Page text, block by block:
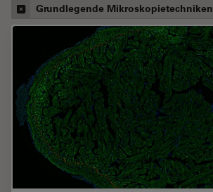
Grundlegende Mikroskopietechniken